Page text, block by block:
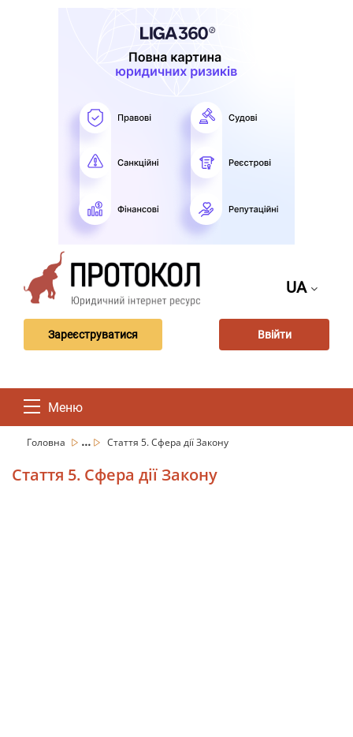
UA
Зареєструватися Ввійти
Меню
Головна ... Стаття 5. Сфера дії Закону
Стаття 5. Сфера дії Закону